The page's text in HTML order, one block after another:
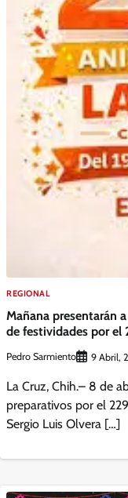
REGIONAL
Mañana presentarán
de festividades por el
Pedro Sarmiento 9 Abril,
La Cruz, Chih.– 8 de
preparativos por el
Sergio Luis Olvera […]